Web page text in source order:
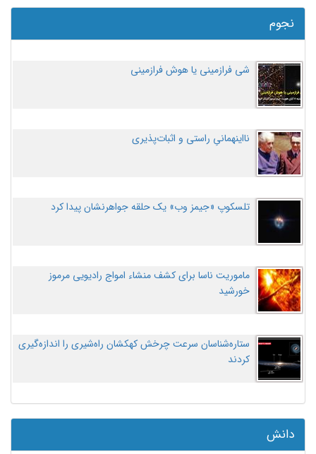
نجوم
شی فرازمینی یا هوش فرازمینی
نااینهمانیِ راستی و اثبات‌پذیری
تلسکوپ «جیمز وب» یک حلقه جواهرنشان پیدا کرد
ماموریت ناسا برای کشف منشاء امواج رادیویی مرموز
خورشید
ستاره‌شناسان سرعت چرخش کهکشان راه‌شیری را اندازه‌گیری
کردند
دانش